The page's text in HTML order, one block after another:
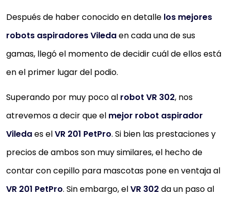
Después de haber conocido en detalle los mejores
robots aspiradores Viledaen cada una de sus
gamas, llegó el momento de decidir cuál de ellos está
en el primer lugar del podio.
Superando por muy poco al robot VR 302, nos
atrevemos a decir que el mejor robot aspirador
Viledaes elVR 201 PetPro. Si bien las prestaciones y
precios de ambos son muy similares, el hecho de
contar con cepillo para mascotas pone en ventaja al
VR 201 PetPro. Sin embargo, elVR 302 da un paso al